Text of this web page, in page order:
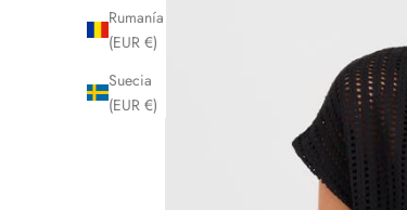
Rumanía
(EUR €)
Suecia
(EUR €)